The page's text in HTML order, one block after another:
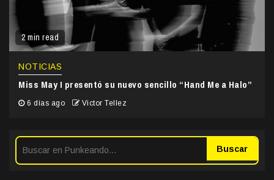
2 min read
NOTICIAS
Miss May I presentó su nuevo sencillo “Hand Me a Halo”
6 días ago Victor Tellez
Buscar